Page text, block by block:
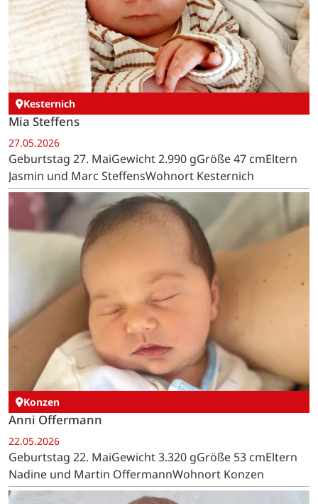
Kesternich
Mia Steffens
27.05.2026
Geburtstag 27. MaiGewicht 2.990 gGröße 47 cmEltern
Jasmin und Marc SteffensWohnort Kesternich
Konzen
Anni Offermann
22.05.2026
Geburtstag 22. MaiGewicht 3.320 gGröße 53 cmEltern
Nadine und Martin OffermannWohnort Konzen